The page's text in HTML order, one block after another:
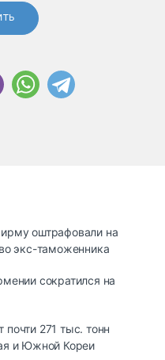
оштрафовали на
экс-таможенника
сократился на
271 тыс. тонн
и Южной Кореи